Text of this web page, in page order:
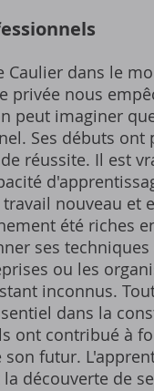
Caulier dans le
privée nous
peut imaginer
Ses débuts
réussite. Il est
nouveau et
été riches
ses
ou les
inconnus.
dans la
ont contribué à
futur.
découverte de